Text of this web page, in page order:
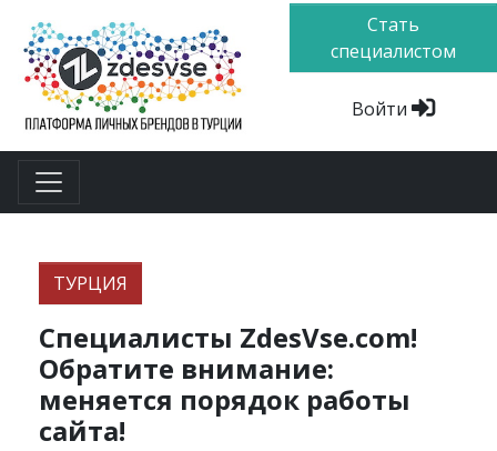
Стать
специалистом
Войти
ТУРЦИЯ
Специалисты ZdesVse.com!
Обратите внимание:
меняется порядок работы
сайта!